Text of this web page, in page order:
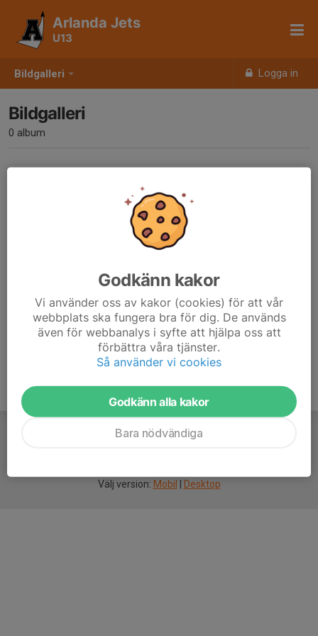
Bildgalleri Logga in
Arlanda Jets
U13
Bildgalleri
0 album
Inga album skapade
Välj version: Mobil Desktop
Godkänn kakor
Vi använder oss av kakor (cookies) för att vår
webbplats ska fungera bra för dig. De används
även för webbanalys i syfte att hjälpa oss att
förbättra våra tjänster.
Så använder vi cookies
Godkänn alla kakor
Bara nödvändiga